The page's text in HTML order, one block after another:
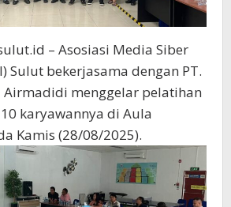
– Asosiasi Media Siber
Sulut bekerjasama dengan PT.
Airmadidi menggelar pelatihan
karyawannya di Aula
Kamis (28/08/2025).